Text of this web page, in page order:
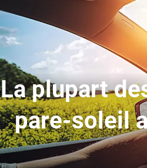
La plupart
pare-soleil